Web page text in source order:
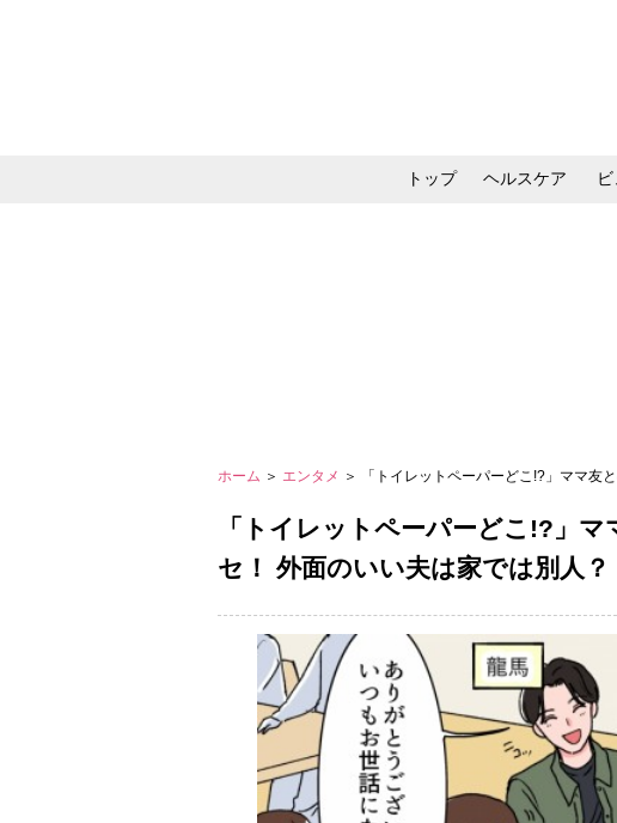
トップ ヘルスケア
ホーム ＞ エンタメ ＞ 「トイレットペーパーどこ!?」ママ友
「トイレットペーパーどこ!?」
セ！ 外面のいい夫は家では別人？